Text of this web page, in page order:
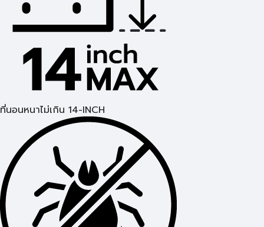
ที่นอนหนาไม่เกิน 14-INCH